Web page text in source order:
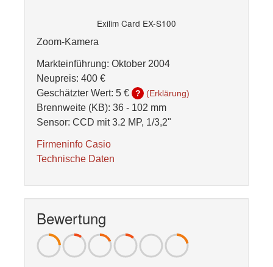
Exilim Card EX-S100
Zoom-Kamera
Markteinführung: Oktober 2004
Neupreis: 400 €
Geschätzter Wert: 5 € ? (Erklärung)
Brennweite (KB): 36 - 102 mm
Sensor: CCD mit 3.2 MP, 1/3,2"
Firmeninfo Casio
Technische Daten
Bewertung